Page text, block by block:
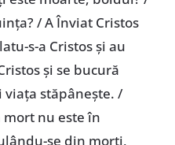
/ A Înviat Cristos
s-a Cristos și au
și se bucură
viața stăpânește. /
mort nu este în
se din morți,